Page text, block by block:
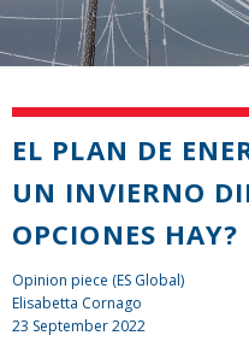
EL PLAN DE
UN INVIERNO
OPCIONES HAY?
Opinion piece (ES Global)
Elisabetta Cornago
23 September 2022